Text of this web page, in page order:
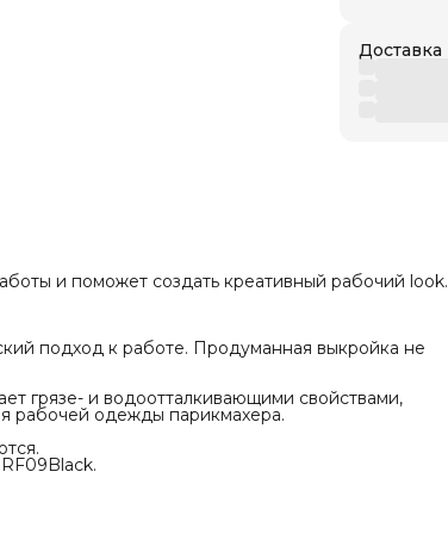
Доставка
и поможет создать креативный рабочий look.
подход к работе. Продуманная выкройка не
грязе- и водоотталкивающими свойствами,
рабочей одежды парикмахера.